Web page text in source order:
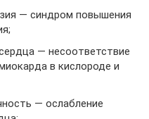
— синдром повышения
— несоответствие
в кислороде и
— ослабление